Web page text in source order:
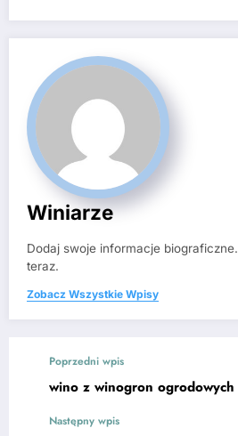
Winiarze
Dodaj swoje informacje biograficzne.
teraz.
Zobacz Wszystkie Wpisy
Poprzedni wpis
wino z winogron ogrodowych
Następny wpis